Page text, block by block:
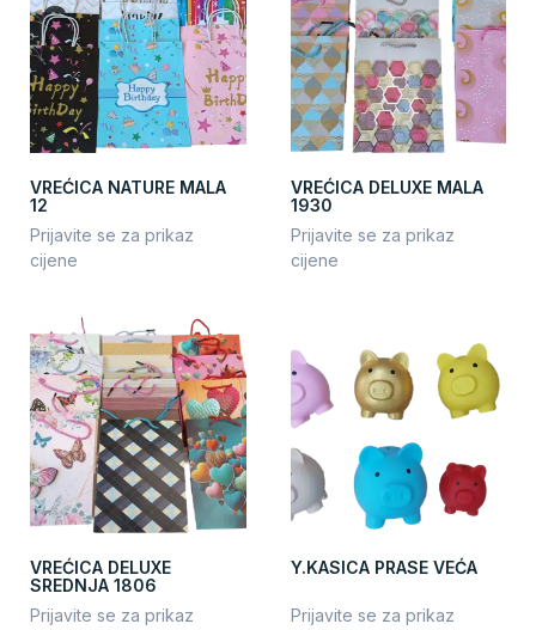
VREĆICA NATURE MALA
12
Prijavite se za prikaz
cijene
VREĆICA DELUXE MALA
1930
Prijavite se za prikaz
cijene
VREĆICA DELUXE
SREDNJA 1806
Prijavite se za prikaz
Y.KASICA PRASE VEĆA
Prijavite se za prikaz